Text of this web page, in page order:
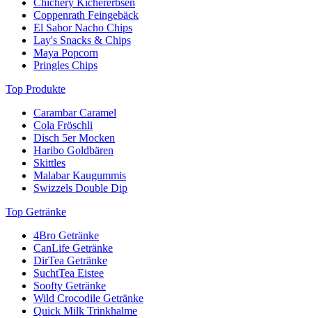
Chichery Kichererbsen
Coppenrath Feingebäck
El Sabor Nacho Chips
Lay's Snacks & Chips
Maya Popcorn
Pringles Chips
Top Produkte
Carambar Caramel
Cola Fröschli
Disch 5er Mocken
Haribo Goldbären
Skittles
Malabar Kaugummis
Swizzels Double Dip
Top Getränke
4Bro Getränke
CanLife Getränke
DirTea Getränke
SuchtTea Eistee
Soofty Getränke
Wild Crocodile Getränke
Quick Milk Trinkhalme